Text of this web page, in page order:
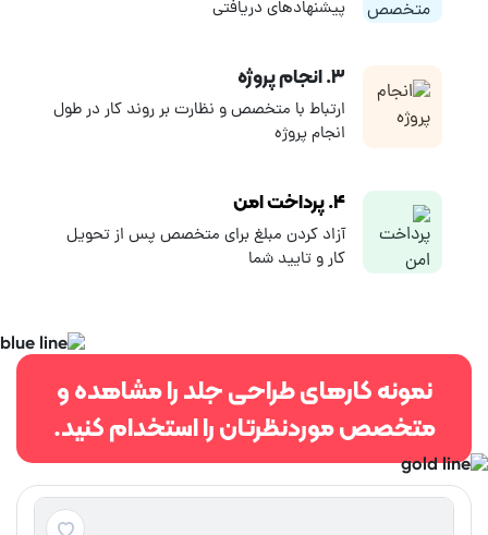
پس از ثبت پروژه نمونه کارها و پیشنهادات فریلنسرها را بررسی و پس از
مقایسه بهترین طراح جلد کتاب را برای پروژه خود انتخاب نمایید.
پیشنهادهای دریافتی
۳. انجام پروژه
ارتباط با متخصص و نظارت بر روند کار در طول
انجام پروژه
۴. پرداخت امن
آزاد کردن مبلغ برای متخصص پس از تحویل
کار و تایید شما
نمونه کارهای طراحی جلد را مشاهده و
متخصص موردنظرتان را استخدام کنید.